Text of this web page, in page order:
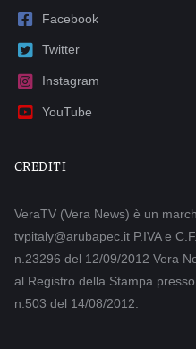
Facebook
Twitter
Instagram
YouTube
CREDITI
VeraTV (Vera News) è un
tvpitaly@arubapec.it P.IVA e
n.23296 del 12/09/2012 Vera
al Registro della Stampa
n.503 del 14/08/2012.